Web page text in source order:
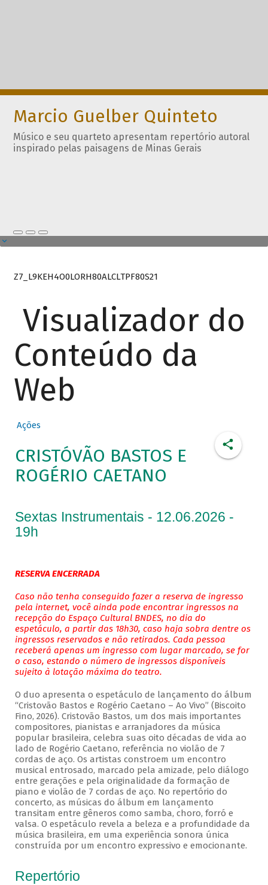
Marcio Guelber Quinteto
Músico e seu quarteto apresentam repertório autoral
inspirado pelas paisagens de Minas Gerais
Z7_L9KEH4O0LORH80ALCLTPF80S21
Visualizador do
Conteúdo da
Web
Ações
CRISTÓVÃO BASTOS E
ROGÉRIO CAETANO
Sextas Instrumentais - 12.06.2026 -
19h
RESERVA ENCERRADA
Caso não tenha conseguido fazer a reserva de ingresso
pela internet, você ainda pode encontrar ingressos na
recepção do Espaço Cultural BNDES, no dia do
espetáculo, a partir das 18h30, caso haja sobra dentre os
ingressos reservados e não retirados. Cada pessoa
receberá apenas um ingresso com lugar marcado, se for
o caso, estando o número de ingressos disponíveis
sujeito à lotação máxima do teatro.
O duo apresenta o espetáculo de lançamento do álbum
“Cristovão Bastos e Rogério Caetano – Ao Vivo” (Biscoito
Fino, 2026). Cristovão Bastos, um dos mais importantes
compositores, pianistas e arranjadores da música
popular brasileira, celebra suas oito décadas de vida ao
lado de Rogério Caetano, referência no violão de 7
cordas de aço. Os artistas constroem um encontro
musical entrosado, marcado pela amizade, pelo diálogo
entre gerações e pela originalidade da formação de
piano e violão de 7 cordas de aço. No repertório do
concerto, as músicas do álbum em lançamento
transitam entre gêneros como samba, choro, forró e
valsa. O espetáculo revela a beleza e a profundidade da
música brasileira, em uma experiência sonora única
construída por um encontro expressivo e emocionante.
Repertório